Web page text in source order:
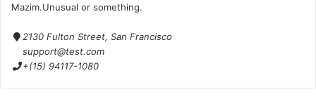
Mazim.Unusual or something.
2130 Fulton Street, San Francisco
support@test.com
+(15) 94117-1080